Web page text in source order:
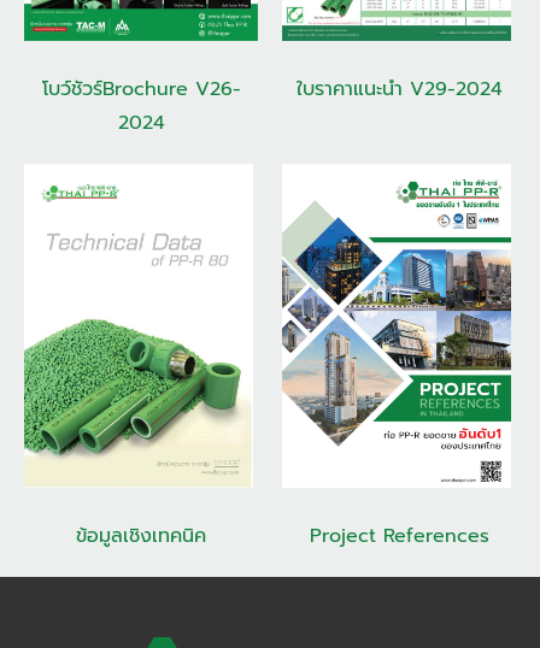
โบว์ชัวร์Brochure V26-
2024
ใบราคาแนะนำ V29-2024
ข้อมูลเชิงเทคนิค Project References